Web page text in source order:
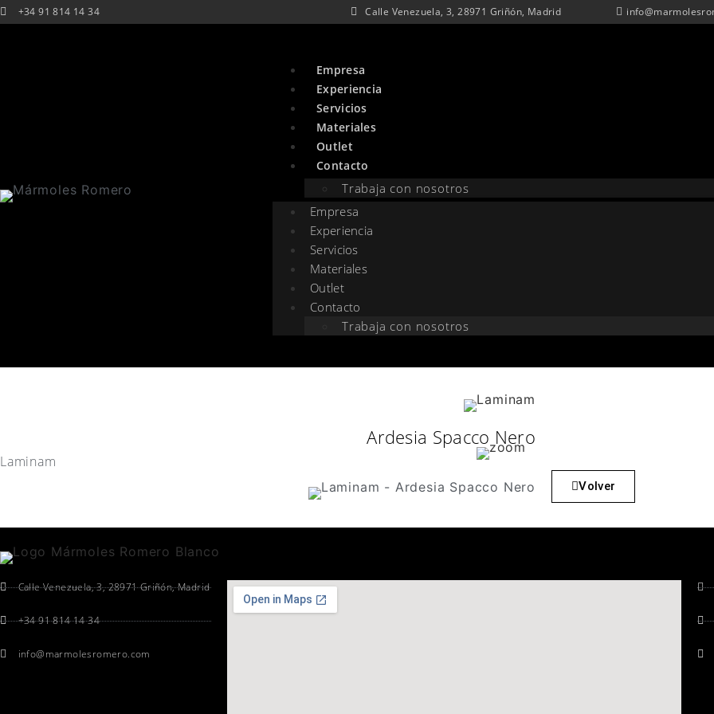
+34 91 814 14 34 Calle Venezuela, 3, 28971 Griñón, Madrid
Empresa
Experiencia
Servicios
Materiales
Outlet
Contacto
Trabaja con nosotros
Empresa
Experiencia
Servicios
Materiales
Outlet
Contacto
Trabaja con nosotros
Ardesia Spacco Nero
Laminam
Volver
Calle Venezuela, 3, 28971 Griñón, Madrid
+34 91 814 14 34
info@marmolesromero.com